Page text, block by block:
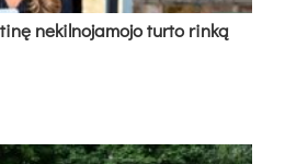
nekilnojamojo turto rinką